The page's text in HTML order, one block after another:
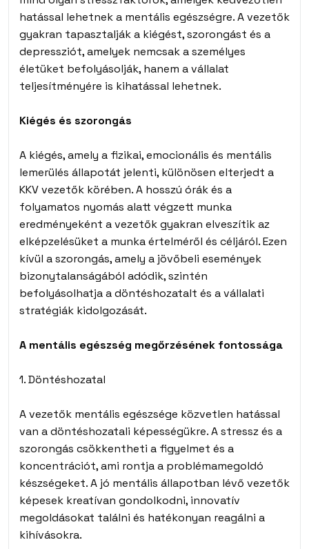
hatással lehetnek a mentális egészségre. A vezetők
gyakran tapasztalják a kiégést, szorongást és a
depressziót, amelyek nemcsak a személyes
életüket befolyásolják, hanem a vállalat
teljesítményére is kihatással lehetnek.
Kiégés és szorongás
A kiégés, amely a fizikai, emocionális és mentális
lemerülés állapotát jelenti, különösen elterjedt a
KKV vezetők körében. A hosszú órák és a
folyamatos nyomás alatt végzett munka
eredményeként a vezetők gyakran elveszítik az
elképzelésüket a munka értelméről és céljáról. Ezen
kívül a szorongás, amely a jövőbeli események
bizonytalanságából adódik, szintén
befolyásolhatja a döntéshozatalt és a vállalati
stratégiák kidolgozását.
A mentális egészség megőrzésének fontossága
1. Döntéshozatal
A vezetők mentális egészsége közvetlen hatással
van a döntéshozatali képességükre. A stressz és a
szorongás csökkentheti a figyelmet és a
koncentrációt, ami rontja a problémamegoldó
készségeket. A jó mentális állapotban lévő vezetők
képesek kreatívan gondolkodni, innovatív
megoldásokat találni és hatékonyan reagálni a
kihívásokra.